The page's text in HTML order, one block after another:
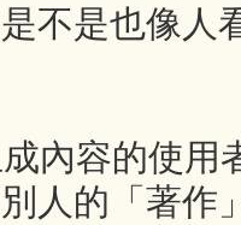
不是也像人
內容的使用
人的「著作